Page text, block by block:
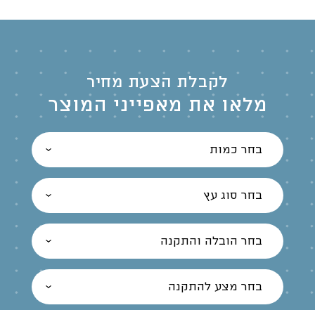
לקבלת הצעת מחיר
מלאו את מאפייני המוצר
בחר כמות
בחר סוג עץ
בחר הובלה והתקנה
בחר מצע להתקנה